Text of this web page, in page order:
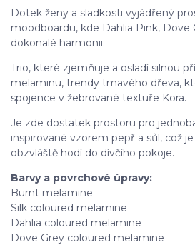
Dotek ženy a sladkosti vyjádřený
moodboardu, kde Dahlia Pink, Dove
dokonalé harmonii.
Trio, které zjemňuje a osladí silnou
melaminu, trendy tmavého dřeva,
spojence v žebrované textuře Kora.
Je zde dostatek prostoru pro
inspirované vzorem pepř a sůl, což
obzvláště hodí do dívčího pokoje.
Barvy a povrchové úpravy:
Burnt melamine
Silk coloured melamine
Dahlia coloured melamine
Dove Grey coloured melamine